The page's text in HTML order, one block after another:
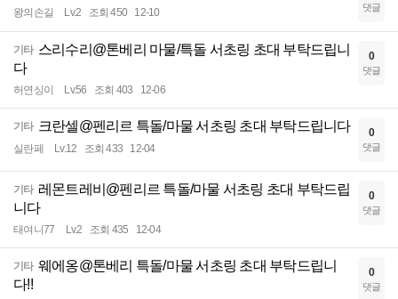
왕의손길 Lv.2 조회 450 12-10 댓글
기타 스리수리@톤베리 마물/특돌 서초링 초대 부탁드립니
다
허연싱이 Lv.56 조회 403 12-06
0
댓글
기타 크란셀@펜리르 특돌/마물 서초링 초대 부탁드립니다
실란페 Lv.12 조회 433 12-04
0
댓글
기타 레몬트레비@펜리르 특돌/마물 서초링 초대 부탁드립
니다
태여니77 Lv.2 조회 435 12-04
0
댓글
기타 웨에옹@톤베리 특돌/마물 서초링 초대 부탁드립니
다!!
0
댓글